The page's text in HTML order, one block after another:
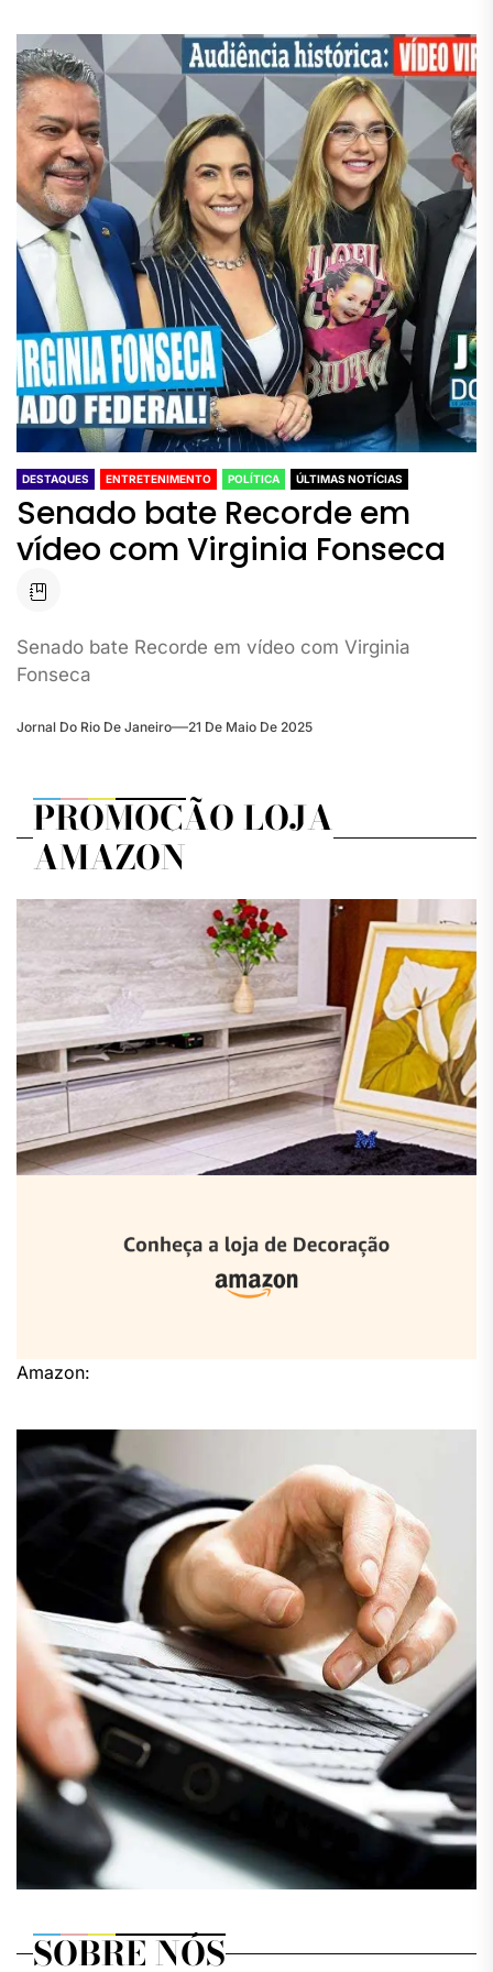
DESTAQUES ENTRETENIMENTO POLÍTICA ÚLTIMAS NOTÍCIAS
Senado bate Recorde em
vídeo com Virginia Fonseca
Senado bate Recorde em vídeo com Virginia
Fonseca
Jornal Do Rio De Janeiro 21 De Maio De 2025
PROMOÇÃO LOJA
AMAZON
Amazon:
SOBRE NÓS